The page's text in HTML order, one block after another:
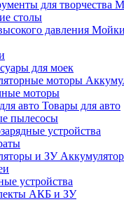
для творчества
столы
для моек
моторы
Товары для авто
пылесосы
устройства
устройства
АКБ и ЗУ